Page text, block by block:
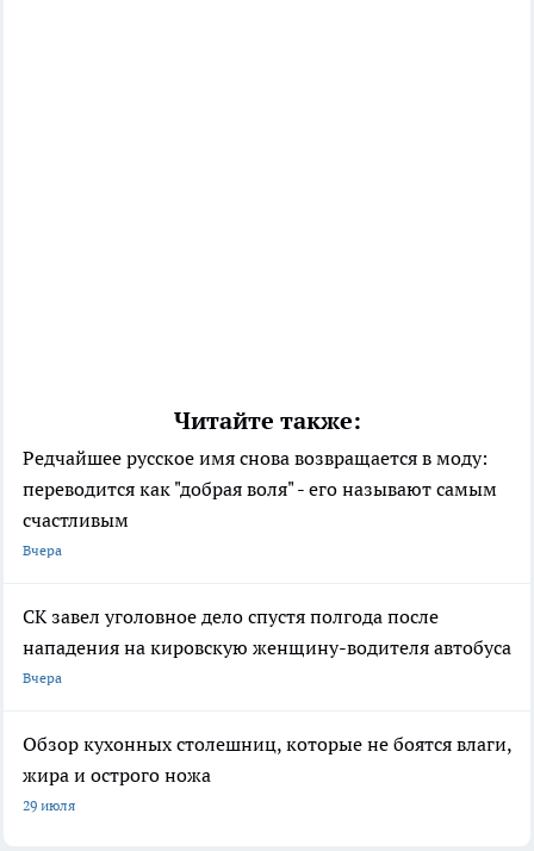
Читайте также:
Редчайшее русское имя снова возвращается в моду:
переводится как "добрая воля" - его называют самым
счастливым
Вчера
СК завел уголовное дело спустя полгода после
нападения на кировскую женщину-водителя автобуса
Вчера
Обзор кухонных столешниц, которые не боятся влаги,
жира и острого ножа
29 июля